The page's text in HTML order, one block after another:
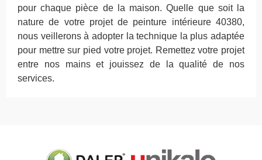
pour chaque pièce de la maison. Quelle que soit la
nature de votre projet de peinture intérieure 40380,
nous veillerons à adopter la technique la plus adaptée
pour mettre sur pied votre projet. Remettez votre projet
entre nos mains et jouissez de la qualité de nos
services.